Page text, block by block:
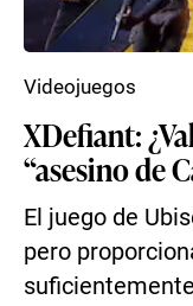
XDefiant:
“asesino de
El juego de
pero
Videojuegos